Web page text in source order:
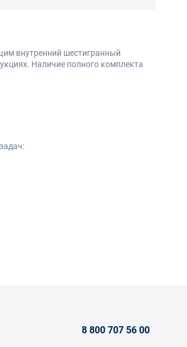
внутренний шестигранный
Наличие полного комплекта
8 800 707 56 00